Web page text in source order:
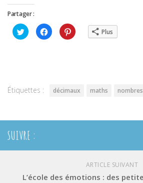
Partager :
Cliquez
pour
partager
Cliquez
pour
partager
Cliquez
pour Plus
Étiquettes : décimaux maths
SUIVRE :
ARTICLE SUIVANT
L’école des émotions : des